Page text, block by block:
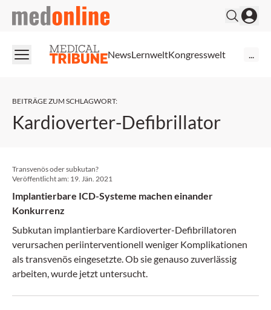
medonline
NewsLernweltKongresswelt
BEITRÄGE ZUM SCHLAGWORT:
Kardioverter-Defibrillator
Transvenös oder subkutan?
Veröffentlicht am: 19. Jän. 2021
Implantierbare ICD-Systeme machen einander
Konkurrenz
Subkutan implantierbare Kardioverter-Defibrillatoren
verursachen periinterventionell weniger Komplikationen
als transvenös eingesetzte. Ob sie genauso zuverlässig
arbeiten, wurde jetzt untersucht.